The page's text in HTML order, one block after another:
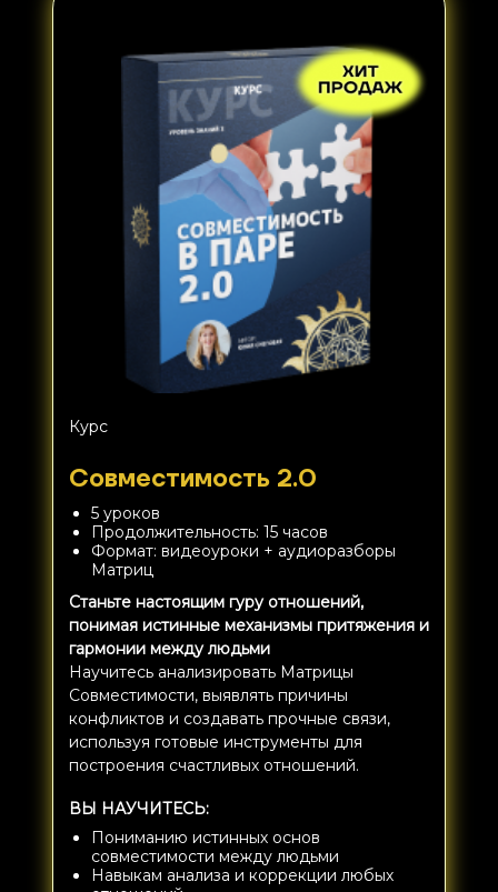
Курс
Совместимость 2.0
5 уроков
Продолжительность: 15 часов
Формат: видеоуроки + аудиоразборы
Матриц
Станьте настоящим гуру отношений,
понимая истинные механизмы притяжения и
гармонии между людьми
Научитесь анализировать Матрицы
Совместимости, выявлять причины
конфликтов и создавать прочные связи,
используя готовые инструменты для
построения счастливых отношений.
ВЫ НАУЧИТЕСЬ:
Пониманию истинных основ
совместимости между людьми
Навыкам анализа и коррекции любых